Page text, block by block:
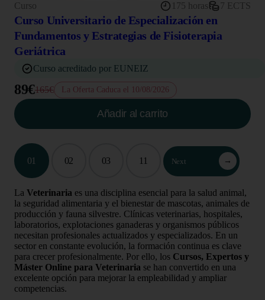
Curso 175 horas 7 ECTS
Curso Universitario de Especialización en
Fundamentos y Estrategias de Fisioterapia
Geriátrica
Curso acreditado por EUNEIZ
89€165€ La Oferta Caduca el 10/08/2026
Añadir al carrito
01 02 03 11 Next →
La Veterinaria es una disciplina esencial para la salud animal,
la seguridad alimentaria y el bienestar de mascotas, animales de
producción y fauna silvestre. Clínicas veterinarias, hospitales,
laboratorios, explotaciones ganaderas y organismos públicos
necesitan profesionales actualizados y especializados. En un
sector en constante evolución, la formación continua es clave
para crecer profesionalmente. Por ello, los Cursos, Expertos y
Máster Online para Veterinaria se han convertido en una
excelente opción para mejorar la empleabilidad y ampliar
competencias.